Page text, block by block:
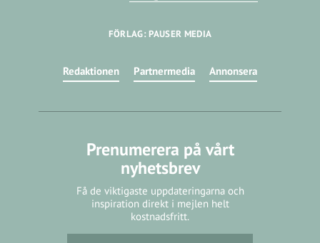
FÖRLAG: PAUSER MEDIA
Redaktionen Partnermedia Annonsera
Prenumerera på vårt
nyhetsbrev
Få de viktigaste uppdateringarna och
inspiration direkt i mejlen helt
kostnadsfritt.